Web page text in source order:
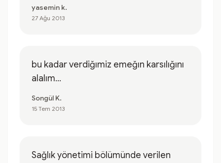
yasemin k.
27 Ağu 2013
bu kadar verdiğımiz emeğın karsılığını
alalım...
Songül K.
15 Tem 2013
Sağlık yönetimi bölümünde verilen